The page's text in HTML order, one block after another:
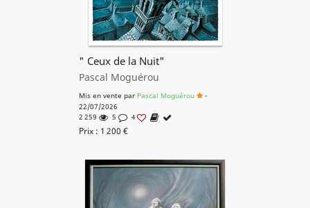
" Ceux de la Nuit"
Pascal Moguérou
Mis en vente par Pascal Moguérou
-
22/07/2026
2 259
5 4
Prix : 1 200 €